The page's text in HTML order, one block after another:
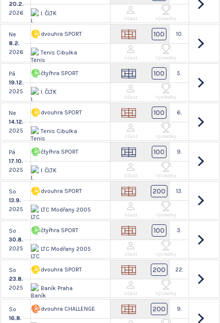
20.2.
2026
I. ČLTK
Účast Výsledky
Ne
8.2.
2026
dvouhra SPORT
Tenis Cibulka
100 10.
Účast Výsledky
Pá
19.12.
2025
čtyřhra SPORT
I. ČLTK
100 5.
Účast Výsledky
Ne
14.12.
2025
dvouhra SPORT
Tenis Cibulka
100 6.
Účast Výsledky
Pá
17.10.
2025
čtyřhra SPORT
I. ČLTK
100 9.
Účast Výsledky
So
13.9.
2025
dvouhra SPORT
LTC Modřany 2005
200 13.
Účast Výsledky
So
30.8.
2025
čtyřhra SPORT
LTC Modřany 2005
100 3.
Účast Výsledky
So
23.8.
2025
dvouhra SPORT
Baník Praha
200 22.
Účast Výsledky
So
16.8.
dvouhra CHALLENGE 200 9.